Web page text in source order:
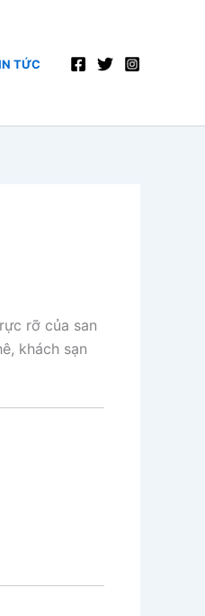
TỨC
rỡ của san
khách sạn